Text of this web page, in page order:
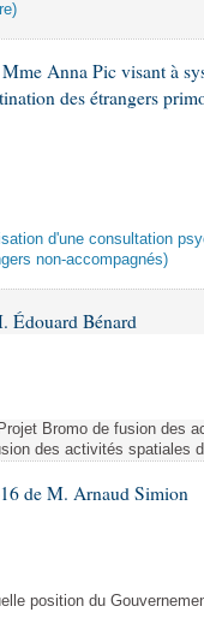
Anna Pic visant à
des étrangers
d'une consultation
non-accompagnés)
Édouard Bénard
Bromo de fusion des
des activités spatiales
de M. Arnaud Simion
position du